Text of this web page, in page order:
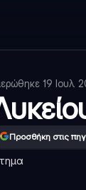
19 Ιουλ
Προσθήκη στις